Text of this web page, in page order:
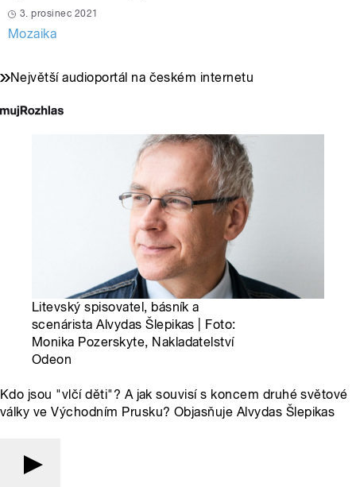
3. prosinec 2021
Mozaika
Největší audioportál na českém internetu
Litevský spisovatel, básník a
scenárista Alvydas Šlepikas | Foto:
Monika Pozerskyte, Nakladatelství
Odeon
Kdo jsou "vlčí děti"? A jak souvisí s koncem druhé světové
války ve Východním Prusku? Objasňuje Alvydas Šlepikas